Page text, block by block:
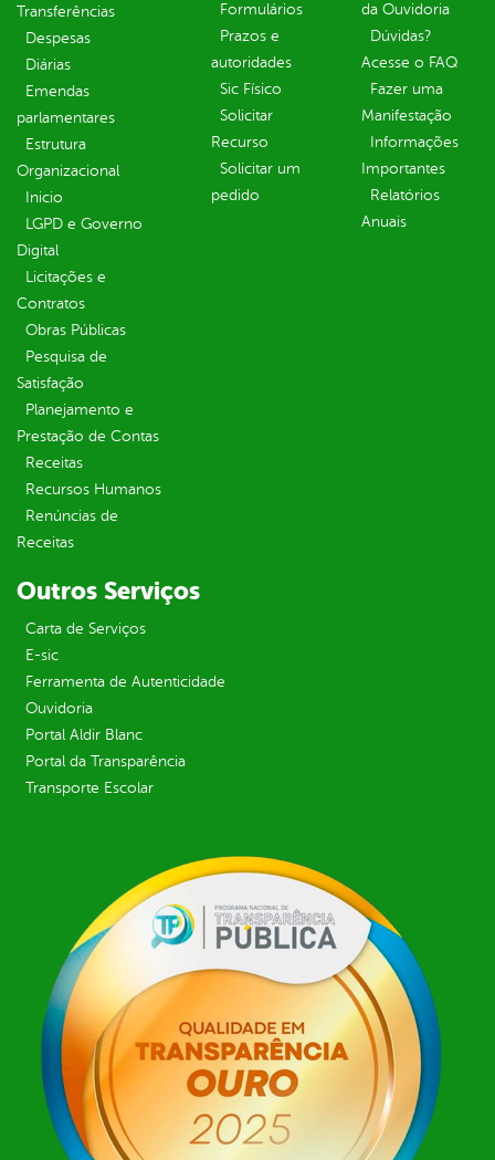
Transferências
Despesas
Diárias
Emendas
parlamentares
Estrutura
Organizacional
Inicio
LGPD e Governo
Digital
Licitações e
Contratos
Obras Públicas
Pesquisa de
Satisfação
Planejamento e
Prestação de Contas
Receitas
Recursos Humanos
Renúncias de
Receitas
Formulários
Prazos e
autoridades
Sic Físico
Solicitar
Recurso
Solicitar um
pedido
da Ouvidoria
Dúvidas?
Acesse o FAQ
Fazer uma
Manifestação
Informações
Importantes
Relatórios
Anuais
Outros Serviços
Carta de Serviços
E-sic
Ferramenta de Autenticidade
Ouvidoria
Portal Aldir Blanc
Portal da Transparência
Transporte Escolar